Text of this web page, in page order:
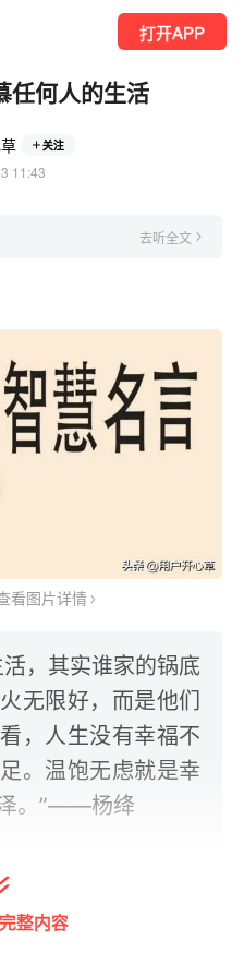
打开APP
任何人的生活
关注
11:43
去听全文
看图片详情
，其实谁家的锅底
无限好，而是他们
，人生没有幸福不
。温饱无虑就是幸
。”——杨绛
睛总是盯着别人的无
得太不幸；总以为，
整内容